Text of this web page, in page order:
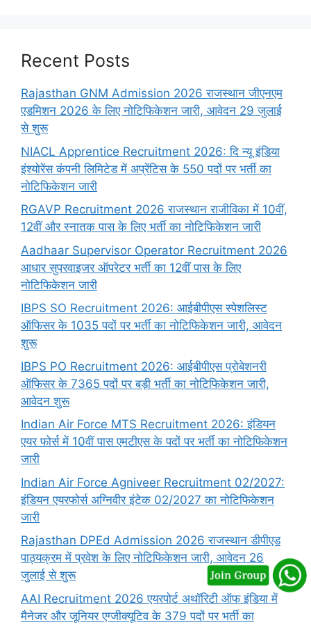
Recent Posts
Rajasthan GNM Admission 2026 राजस्थान जीएनएम
एडमिशन 2026 के लिए नोटिफिकेशन जारी, आवेदन 29 जुलाई
से शुरू
NIACL Apprentice Recruitment 2026: दि न्यू इंडिया
इंश्योरेंस कंपनी लिमिटेड में अप्रेंटिस के 550 पदों पर भर्ती का
नोटिफिकेशन जारी
RGAVP Recruitment 2026 राजस्थान राजीविका में 10वीं,
12वीं और स्नातक पास के लिए भर्ती का नोटिफिकेशन जारी
Aadhaar Supervisor Operator Recruitment 2026
आधार सुपरवाइजर ऑपरेटर भर्ती का 12वीं पास के लिए
नोटिफिकेशन जारी
IBPS SO Recruitment 2026: आईबीपीएस स्पेशलिस्ट
ऑफिसर के 1035 पदों पर भर्ती का नोटिफिकेशन जारी, आवेदन
शुरू
IBPS PO Recruitment 2026: आईबीपीएस प्रोबेशनरी
ऑफिसर के 7365 पदों पर बड़ी भर्ती का नोटिफिकेशन जारी,
आवेदन शुरू
Indian Air Force MTS Recruitment 2026: इंडियन
एयर फोर्स में 10वीं पास एमटीएस के पदों पर भर्ती का नोटिफिकेशन
जारी
Indian Air Force Agniveer Recruitment 02/2027:
इंडियन एयरफोर्स अग्निवीर इंटेक 02/2027 का नोटिफिकेशन
जारी
Rajasthan DPEd Admission 2026 राजस्थान डीपीएड
पाठ्यक्रम में प्रवेश के लिए नोटिफिकेशन जारी, आवेदन 26
जुलाई से शुरू
AAI Recruitment 2026 एयरपोर्ट अथॉरिटी ऑफ इंडिया में
मैनेजर और जूनियर एग्जीक्यूटिव के 379 पदों पर भर्ती का